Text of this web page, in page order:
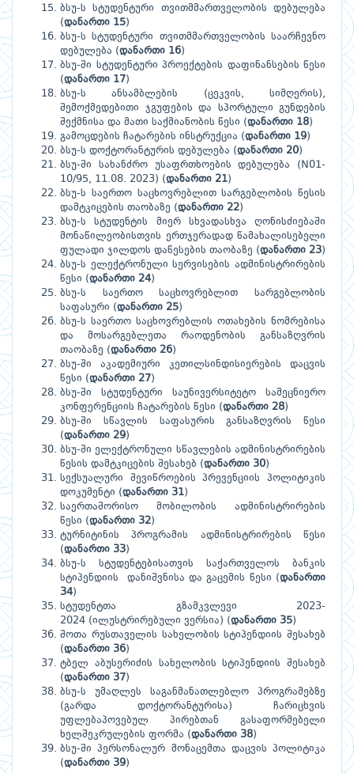
ბსუ-ს სტუდენტური თვითმმართველობის დებულება
(დანართი 15)
ბსუ-ს სტუდენტური თვითმმართველობის საარჩევნო
დებულება (დანართი 16)
ბსუ-ში სტუდენტური პროექტების დაფინანსების წესი
(დანართი 17)
ბსუ-ს ანსამბლების (ცეკვის, სიმღერის),
შემოქმედებითი ჯგუფების და სპორტული გუნდების
შექმნისა და მათი საქმიანობის წესი (დანართი 18)
გამოცდების ჩატარების ინსტრუქცია (დანართი 19)
ბსუ-ს დოქტორანტურის დებულება (დანართი 20)
ბსუ-ში სახანძრო უსაფრთხოების დებულება (N01-
10/95, 11.08. 2023) (დანართი 21)
ბსუ-ს საერთო საცხოვრებლით სარგებლობის წესის
დამტკიცების თაობაზე (დანართი 22)
ბსუ-ს სტუდენტის მიერ სხვადასხვა ღონისძიებაში
მონაწილეობისთვის ერთჯერადად წამახალისებელი
ფულადი ჯილდოს დაწესების თაობაზე (დანართი 23)
ბსუ-ს ელექტრონული სერვისების ადმინისტრირების
წესი (დანართი 24)
ბსუ-ს საერთო საცხოვრებლით სარგებლობის
საფასური (დანართი 25)
ბსუ-ს საერთო საცხოვრებლის ოთახების ნომრებისა
და მოსარგებლეთა რაოდენობის განსაზღვრის
თაობაზე (დანართი 26)
ბსუ-ში აკადემიური კეთილსინდისიერების დაცვის
წესი (დანართი 27)
ბსუ-ში სტუდენტური საუნივერსიტეტო სამეცნიერო
კონფერენციის ჩატარების წესი (დანართი 28)
ბსუ-ში სწავლის საფასურის განსაზღვრის წესი
(დანართი 29)
ბსუ-ში ელექტრონული სწავლების ადმინისტრირების
წესის დამტკიცების შესახებ (დანართი 30)
სექსუალური შევიწროების პრევენციის პოლიტიკის
დოკუმენტი (დანართი 31)
საერთაშორისო მობილობის ადმინისტრირების
წესი (დანართი 32)
ტურნიტინის პროგრამის ადმინისტრირების წესი
(დანართი 33)
ბსუ-ს სტუდენტებისათვის საქართველოს ბანკის
სტიპენდიის დანიშვნისა და გაცემის წესი (დანართი
34)
სტუდენტთა გზამკვლევი 2023-
2024 (ილუსტრირებული ვერსია) (დანართი 35)
შოთა რუსთაველის სახელობის სტიპენდიის შესახებ
(დანართი 36)
ტბელ აბუსერიძის სახელობის სტიპენდიის შესახებ
(დანართი 37)
ბსუ-ს უმაღლეს საგანმანათლებლო პროგრამებზე
(გარდა დოქტორანტურისა) ჩარიცხვის
უფლებაპოვებულ პირებთან გასაფორმებელი
ხელშეკრულების ფორმა (დანართი 38)
ბსუ-ში პერსონალურ მონაცემთა დაცვის პოლიტიკა
(დანართი 39)